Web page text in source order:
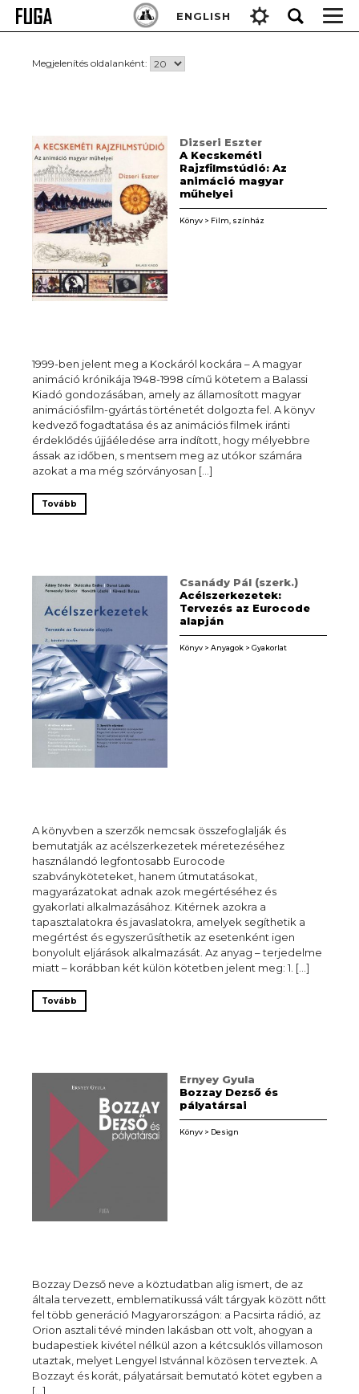
Skip
ENGLISH
Keresés:
Megjelenítés oldalanként:
Dizseri Eszter
A Kecskeméti
Rajzfilmstúdió: Az
animáció magyar
műhelyei
Könyv > Film, színház
1999-ben jelent meg a Kockáról kockára – A magyar
animáció krónikája 1948-1998 című kötetem a Balassi
Kiadó gondozásában, amely az államosított magyar
animációsfilm-gyártás történetét dolgozta fel. A könyv
kedvező fogadtatása és az animációs filmek iránti
érdeklődés újjáéledése arra indított, hogy mélyebbre
ássak az időben, s mentsem meg az utókor számára
azokat a ma még szórványosan […]
Tovább
Csanády Pál (szerk.)
Acélszerkezetek:
Tervezés az Eurocode
alapján
Könyv > Anyagok > Gyakorlat
A könyvben a szerzők nemcsak összefoglalják és
bemutatják az acélszerkezetek méretezéséhez
használandó legfontosabb Eurocode
szabványköteteket, hanem útmutatásokat,
magyarázatokat adnak azok megértéséhez és
gyakorlati alkalmazásához. Kitérnek azokra a
tapasztalatokra és javaslatokra, amelyek segíthetik a
megértést és egyszerűsíthetik az esetenként igen
bonyolult eljárások alkalmazását. Az anyag – terjedelme
miatt – korábban két külön kötetben jelent meg: 1. […]
Tovább
Ernyey Gyula
Bozzay Dezső és
pályatársai
Könyv > Design
Bozzay Dezső neve a köztudatban alig ismert, de az
általa tervezett, emblematikussá vált tárgyak között nőtt
fel több generáció Magyarországon: a Pacsirta rádió, az
Orion asztali tévé minden lakásban ott volt, ahogyan a
budapestiek kivétel nélkül azon a kétcsuklós villamoson
utaztak, melyet Lengyel Istvánnal közösen terveztek. A
Bozzayt és korát, pályatársait bemutató kötet egyben a
[…]